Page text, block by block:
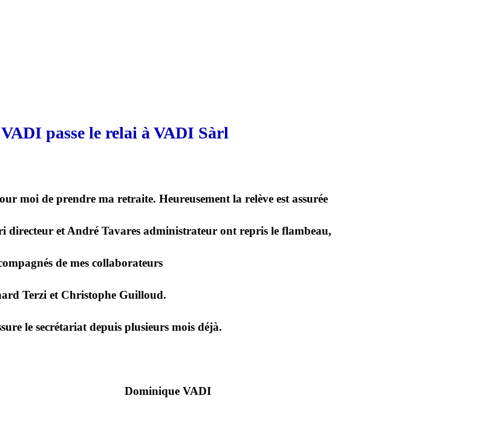
passe le relai à VADI Sàrl
moi de prendre ma retraite. Heureusement la relève est assurée
directeur et André Tavares administrateur ont repris le flambeau,
de mes collaborateurs
Terzi et Christophe Guilloud.
le secrétariat depuis plusieurs mois déjà.
VADI